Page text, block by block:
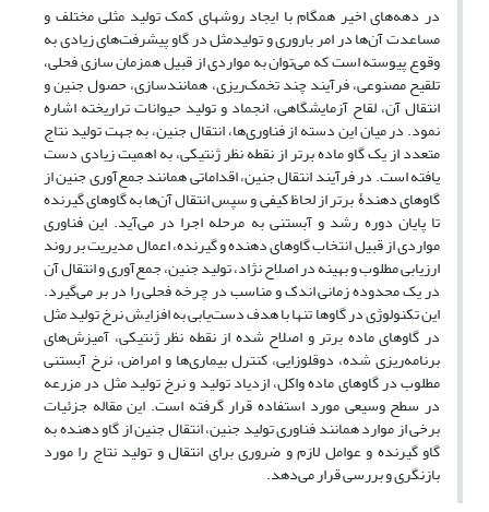
در دهه‌های اخیر همگام با ایجاد روش‎های کمک تولید مثلی مختلف و
مساعدت آن‌ها در امر باروری و تولیدمثل در گاو پیشرفت‌های زیادی به
وقوع پیوسته است که می‌توان به مواردی از قبیل همزمان سازی فحلی،
تلقیح مصنوعی، فرآیند چند تخمک‌ریزی، همانندسازی، حصول جنین و
انتقال آن، لقاح آزمایشگاهی، انجماد و تولید حیوانات تراریخته اشاره
نمود. در میان این دسته از فناوری‌ها، انتقال جنین، به جهت تولید نتاج
متعدد از یک گاو ماده برتر از نقطه نظر ژنتیکی، به اهمیت زیادی دست
یافته است. در فرآیند انتقال جنین، اقداماتی همانند جمع‌آوری جنین از
گاوهای دهندۀ برتر از لحاظ کیفی و سپس انتقال آن‌ها به گاوهای گیرنده
تا پایان دوره رشد و آبستنی به مرحله اجرا در می‌آید. این فناوری
مواردی از قبیل انتخاب گاوهای دهنده و گیرنده، اعمال مدیریت بر روند
ارزیابی مطلوب و بهینه در اصلاح نژاد، تولید جنین، جمع‌آوری و انتقال آن
در یک محدوده زمانی اندک و مناسب در چرخه فحلی را در بر می‌گیرد.
این تکنولوژی در گاوها تنها با هدف دست‌یابی به افزایش نرخ تولید مثل
در گاوهای ماده برتر و اصلاح شده از نقطه نظر ژنتیکی، آمیزش‌های
برنامه‌ریزی شده، دوقلوزایی، کنترل بیماری‌ها و امراض، نرخ آبستنی
مطلوب در گاوهای ماده واکل، ازدیاد تولید و نرخ تولید مثل در مزرعه
در سطح وسیعی مورد استفاده قرار گرفته است. این مقاله جزئیات
برخی از موارد همانند فناوری تولید جنین، انتقال جنین از گاو دهنده به
گاو گیرنده و عوامل لازم و ضروری برای انتقال و تولید نتاج را مورد
بازنگری و بررسی قرار می‌دهد.